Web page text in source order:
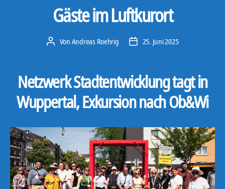
Gäste im Luftkurort
Beitragsautor
Von Andreas Roehrig Veröffentlichungsdatum
25. Juni 2025
Netzwerk Stadtentwicklung tagt in
Wuppertal, Exkursion nach Ob&Wi